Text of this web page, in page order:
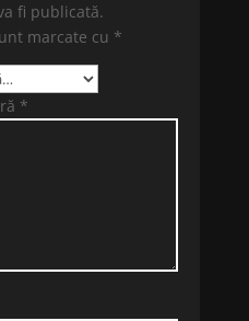
fi publicată.
marcate cu *
*